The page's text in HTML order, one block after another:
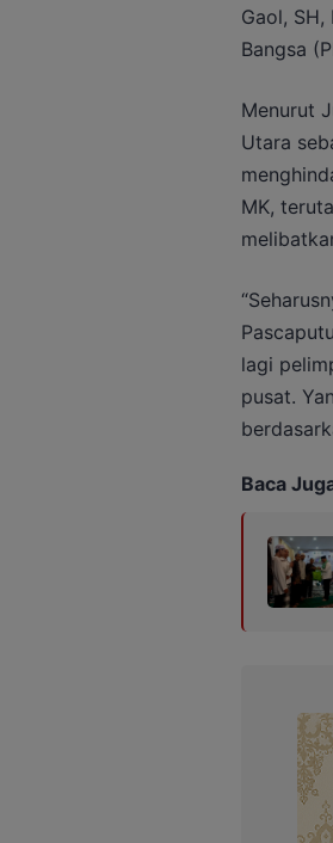
Gaol,
Bangsa
Menurut
Utara
MK,
lagi
pusat.
Baca